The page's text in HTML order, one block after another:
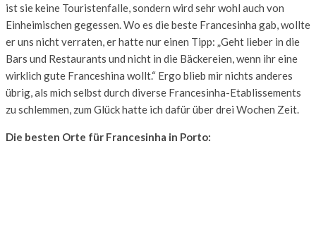
ist sie keine Touristenfalle, sondern wird sehr wohl auch von
Einheimischen gegessen. Wo es die beste Francesinha gab, wollte
er uns nicht verraten, er hatte nur einen Tipp: „Geht lieber in die
Bars und Restaurants und nicht in die Bäckereien, wenn ihr eine
wirklich gute Franceshina wollt.“ Ergo blieb mir nichts anderes
übrig, als mich selbst durch diverse Francesinha-Etablissements
zu schlemmen, zum Glück hatte ich dafür über drei Wochen Zeit.
Die besten Orte für Francesinha in Porto: